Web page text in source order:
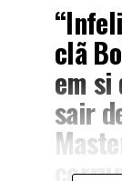
clã
em si
sair